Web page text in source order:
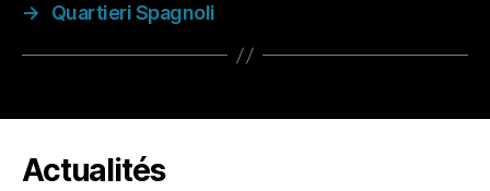
→
Quartieri Spagnoli
Actualités